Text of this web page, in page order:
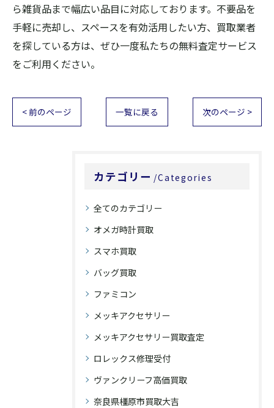
ら雑貨品まで幅広い品目に対応しております。不要品を
手軽に売却し、スペースを有効活用したい方、買取業者
を探している方は、ぜひ一度私たちの無料査定サービス
をご利用ください。
< 前のページ 一覧に戻る 次のページ >
カテゴリー Categories
全てのカテゴリー
オメガ時計買取
スマホ買取
バッグ買取
ファミコン
メッキアクセサリー
メッキアクセサリー買取査定
ロレックス修理受付
ヴァンクリーフ高価買取
奈良県橿原市買取大吉